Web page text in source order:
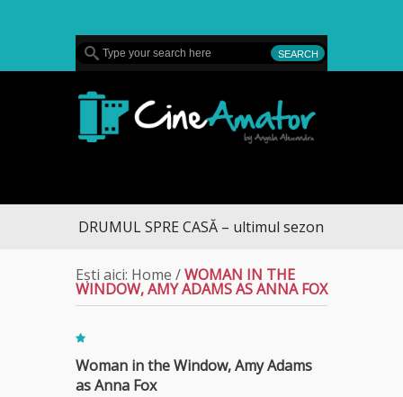
DRUMUL SPRE CASĂ – ultimul sezon te aduce la
Ești aici: Home /WOMAN IN THE
WINDOW, AMY ADAMS AS ANNA FOX
Woman in the Window, Amy Adams
as Anna Fox